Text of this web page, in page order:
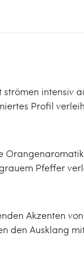
intensiv
Profil
Pfeffer
Akzenten
den Ausklang